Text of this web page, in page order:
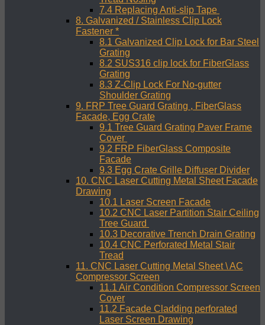
7.4 Replacing Anti-slip Tape
8. Galvanized / Stainless Clip Lock
Fastener *
8.1 Galvanized Clip Lock for Bar Steel
Grating
8.2 SUS316 clip lock for FiberGlass
Grating
8.3 Z-Clip Lock For No-gutter
Shoulder Grating
9. FRP Tree Guard Grating , FiberGlass
Facade, Egg Crate
9.1 Tree Guard Grating Paver Frame
Cover
9.2 FRP FiberGlass Composite
Facade
9.3 Egg Crate Grille Diffuser Divider
10. CNC Laser Cutting Metal Sheet Facade
Drawing
10.1 Laser Screen Facade
10.2 CNC Laser Partition Stair Ceiling
Tree Guard
10.3 Decorative Trench Drain Grating
10.4 CNC Perforated Metal Stair
Tread
11. CNC Laser Cutting Metal Sheet \ AC
Compressor Screen
11.1 Air Condition Compressor Screen
Cover
11.2 Facade Cladding perforated
Laser Screen Drawing